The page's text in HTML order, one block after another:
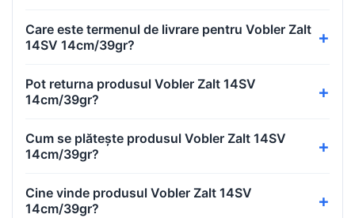
Care este termenul de livrare pentru Vobler Zalt
14SV 14cm/39gr?
Pot returna produsul Vobler Zalt 14SV
14cm/39gr?
Cum se plătește produsul Vobler Zalt 14SV
14cm/39gr?
Cine vinde produsul Vobler Zalt 14SV
14cm/39gr?